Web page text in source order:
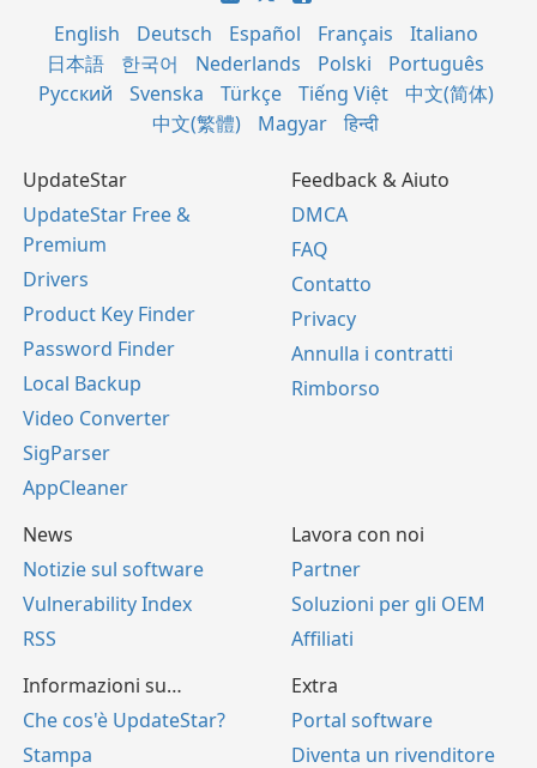
English Deutsch Español Français
Italiano
日本語
한국어 Nederlands Polski
Português
Русский
Svenska Türkçe Tiếng Việt
中文(简体)
中文(繁體)
Magyar हिन्दी
UpdateStar
UpdateStar Free &
Premium
Drivers
Product Key Finder
Password Finder
Local Backup
Video Converter
SigParser
AppCleaner
Feedback & Aiuto
DMCA
FAQ
Contatto
Privacy
Annulla i contratti
Rimborso
News
Notizie sul software
Vulnerability Index
RSS
Lavora con noi
Partner
Soluzioni per gli OEM
Affiliati
Informazioni su…
Che cos'è UpdateStar?
Stampa
Extra
Portal software
Diventa un rivenditore